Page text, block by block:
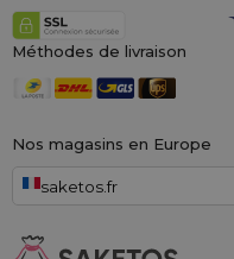
Nos magasins en Europe
saketos.fr
Méthodes de livraison